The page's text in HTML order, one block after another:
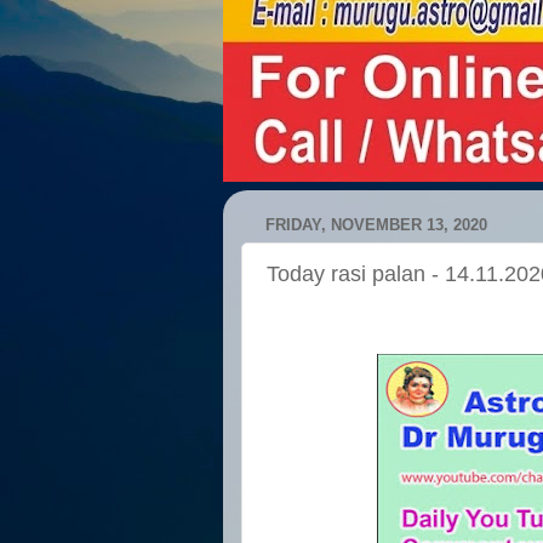
FRIDAY, NOVEMBER 13, 2020
Today rasi palan -